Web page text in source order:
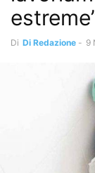
Di Di Redazione - 9